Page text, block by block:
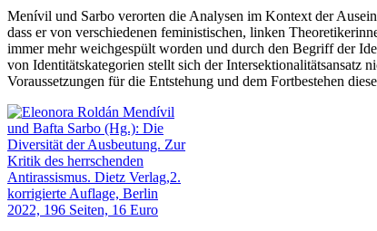
Menívil und Sarbo verorten die Analysen im Kontext der
dass er von verschiedenen feministischen, linken
immer mehr weichgespült worden und durch den Begriff der
von Identitätskategorien stellt sich der Intersektionalitätsansatz
Voraussetzungen für die Entstehung und dem Fortbestehen